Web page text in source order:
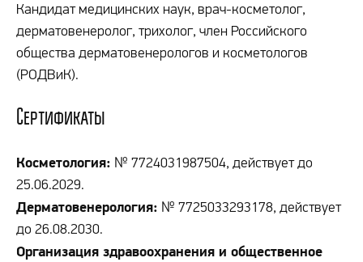
Кандидат медицинских наук, врач-косметолог,
дерматовенеролог, трихолог, член Российского
общества дерматовенерологов и косметологов
(РОДВиК).
Сертификаты
Косметология: № 7724031987504, действует до
25.06.2029.
Дерматовенерология: № 7725033293178, действует
до 26.08.2030.
Организация здравоохранения и общественное